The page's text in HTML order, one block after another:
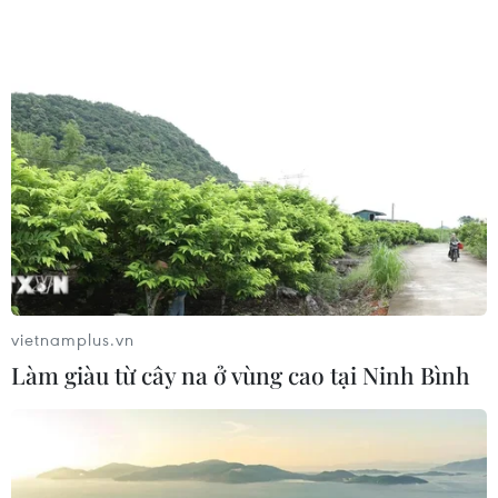
vietnamplus.vn
Làm giàu từ cây na ở vùng cao tại Ninh Bình